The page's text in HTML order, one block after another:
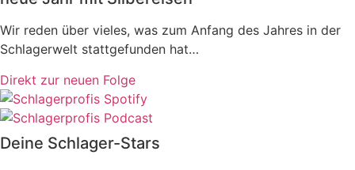
Wir reden über vieles, was zum Anfang des Jahres in der
Schlagerwelt stattgefunden hat…
Direkt zur neuen Folge
Deine Schlager-Stars